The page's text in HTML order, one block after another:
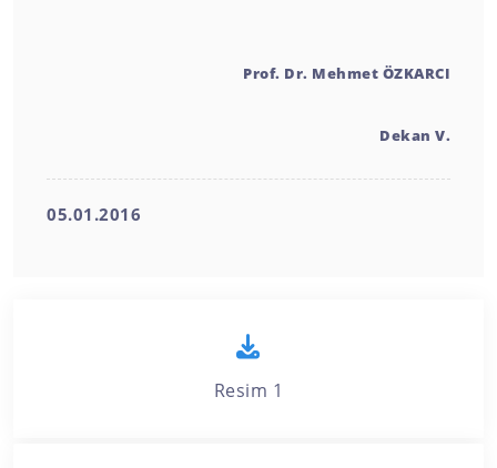
Prof. Dr. Mehmet ÖZKARCI
Dekan V.
05.01.2016
Resim 1